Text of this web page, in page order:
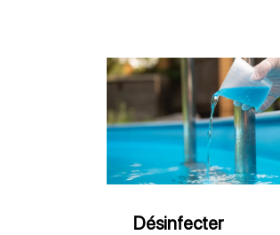
Désinfecter
efficacement
l’eau
de
piscine
Désinfecter